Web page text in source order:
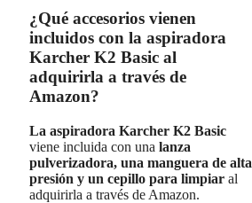
¿Qué accesorios vienen
incluidos con la aspiradora
Karcher K2 Basic al
adquirirla a través de
Amazon?
La aspiradora Karcher K2 Basic
viene incluida con una lanza
pulverizadora, una manguera de alta
presión y un cepillo para limpiar al
adquirirla a través de Amazon.